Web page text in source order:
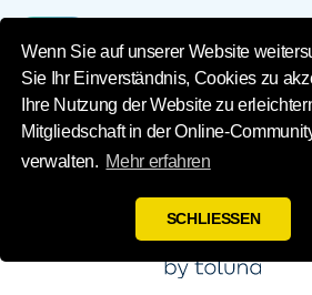
Wenn Sie auf unserer Website
Sie Ihr Einverständnis, Cookies zu
Ihre Nutzung der Website zu
Mitgliedschaft in der Online-
verwalten. Mehr erfahren
SCHLIESSEN
Influence
unserer App
6.5MHerunterladen
Nicht Jetzt